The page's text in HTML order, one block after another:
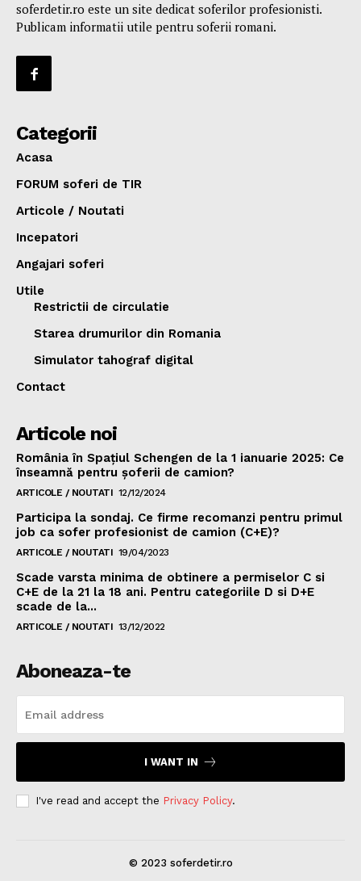
soferdetir.ro este un site dedicat soferilor profesionisti.
Publicam informatii utile pentru soferii romani.
Categorii
Acasa
FORUM soferi de TIR
Articole / Noutati
Incepatori
Angajari soferi
Utile
Restrictii de circulatie
Starea drumurilor din Romania
Simulator tahograf digital
Contact
Articole noi
România în Spațiul Schengen de la 1 ianuarie 2025: Ce
înseamnă pentru șoferii de camion?
ARTICOLE / NOUTATI 12/12/2024
Participa la sondaj. Ce firme recomanzi pentru primul
job ca sofer profesionist de camion (C+E)?
ARTICOLE / NOUTATI 19/04/2023
Scade varsta minima de obtinere a permiselor C si
C+E de la 21 la 18 ani. Pentru categoriile D si D+E
scade de la...
ARTICOLE / NOUTATI 13/12/2022
Aboneaza-te
I WANT IN
I've read and accept the Privacy Policy.
© 2023 soferdetir.ro